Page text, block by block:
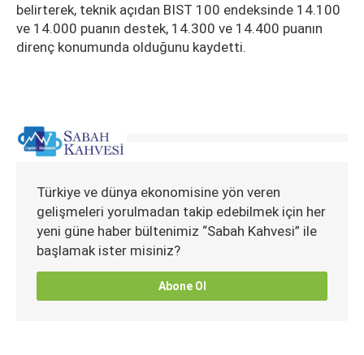
belirterek, teknik açıdan BIST 100 endeksinde 14.100
ve 14.000 puanın destek, 14.300 ve 14.400 puanın
direnç konumunda olduğunu kaydetti.
Türkiye ve dünya ekonomisine yön veren
gelişmeleri yorulmadan takip edebilmek için her
yeni güne haber bültenimiz “Sabah Kahvesi” ile
başlamak ister misiniz?
Abone Ol